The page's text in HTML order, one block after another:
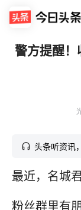
警方提醒
头条听资讯
最近，名城
粉丝群里有